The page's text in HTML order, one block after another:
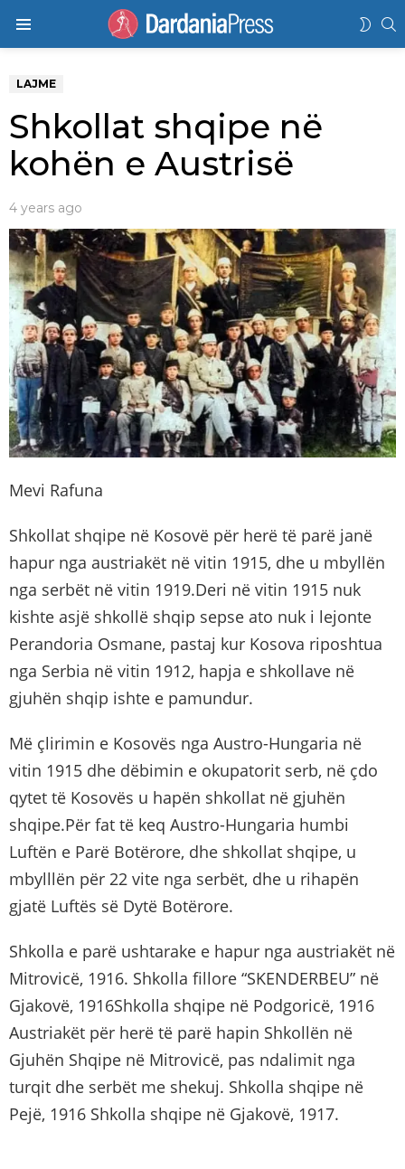
LAJME
Shkollat shqipe në
kohën e Austrisë
4 years ago
Mevi Rafuna
Shkollat shqipe në Kosovë për herë të parë janë
hapur nga austriakët në vitin 1915, dhe u mbyllën
nga serbët në vitin 1919.Deri në vitin 1915 nuk
kishte asjë shkollë shqip sepse ato nuk i lejonte
Perandoria Osmane, pastaj kur Kosova riposhtua
nga Serbia në vitin 1912, hapja e shkollave në
gjuhën shqip ishte e pamundur.
Më çlirimin e Kosovës nga Austro-Hungaria në
vitin 1915 dhe dëbimin e okupatorit serb, në çdo
qytet të Kosovës u hapën shkollat në gjuhën
shqipe.Për fat të keq Austro-Hungaria humbi
Luftën e Parë Botërore, dhe shkollat shqipe, u
mbylllën për 22 vite nga serbët, dhe u rihapën
gjatë Luftës së Dytë Botërore.
Shkolla e parë ushtarake e hapur nga austriakët në
Mitrovicë, 1916. Shkolla fillore “SKENDERBEU” në
Gjakovë, 1916Shkolla shqipe në Podgoricë, 1916
Austriakët për herë të parë hapin Shkollën në
Gjuhën Shqipe në Mitrovicë, pas ndalimit nga
turqit dhe serbët me shekuj. Shkolla shqipe në
Pejë, 1916 Shkolla shqipe në Gjakovë, 1917.